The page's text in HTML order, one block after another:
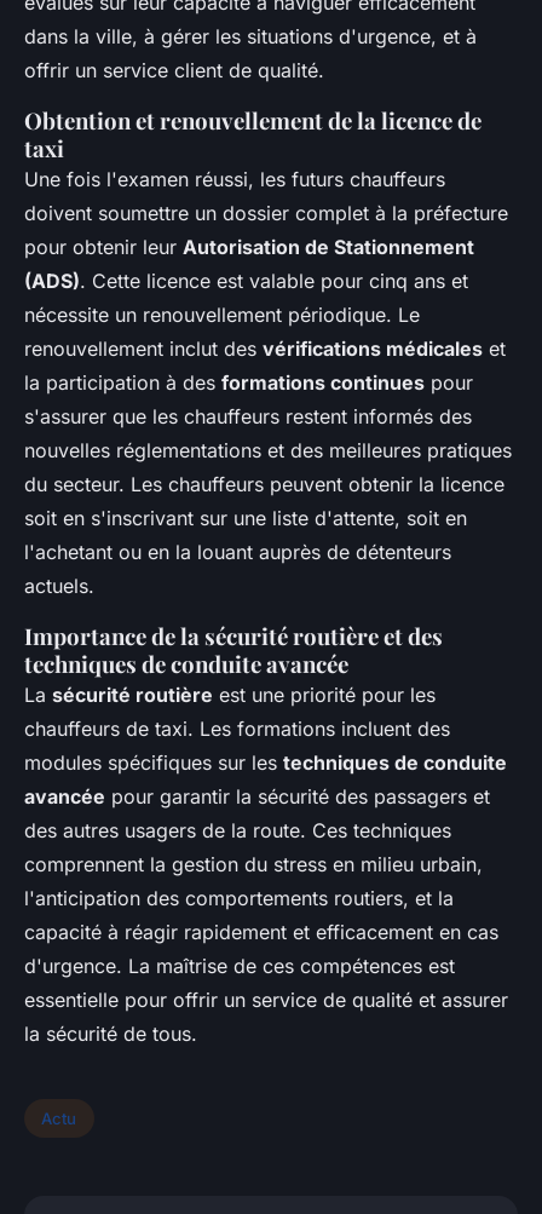
dans la ville, à gérer les situations d'urgence, et à
offrir un service client de qualité.
Obtention et renouvellement de la licence de
taxi
Une fois l'examen réussi, les futurs chauffeurs
doivent soumettre un dossier complet à la préfecture
pour obtenir leur Autorisation de Stationnement
(ADS). Cette licence est valable pour cinq ans et
nécessite un renouvellement périodique. Le
renouvellement inclut des vérifications médicales et
la participation à des formations continues pour
s'assurer que les chauffeurs restent informés des
nouvelles réglementations et des meilleures pratiques
du secteur. Les chauffeurs peuvent obtenir la licence
soit en s'inscrivant sur une liste d'attente, soit en
l'achetant ou en la louant auprès de détenteurs
actuels.
Importance de la sécurité routière et des
techniques de conduite avancée
La sécurité routière est une priorité pour les
chauffeurs de taxi. Les formations incluent des
modules spécifiques sur les techniques de conduite
avancée pour garantir la sécurité des passagers et
des autres usagers de la route. Ces techniques
comprennent la gestion du stress en milieu urbain,
l'anticipation des comportements routiers, et la
capacité à réagir rapidement et efficacement en cas
d'urgence. La maîtrise de ces compétences est
essentielle pour offrir un service de qualité et assurer
la sécurité de tous.
Actu